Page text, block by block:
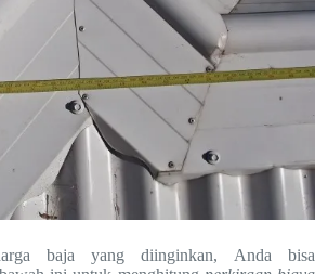
baja yang diinginkan, Anda bisa